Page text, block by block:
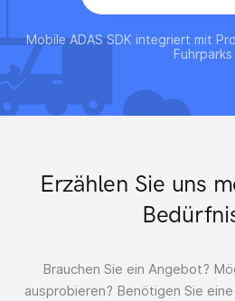
Mobile ADAS SDK integriert mit
Fuhrparks
Erzählen Sie uns
Brauchen Sie ein Angebot?
ausprobieren? Benötigen Sie